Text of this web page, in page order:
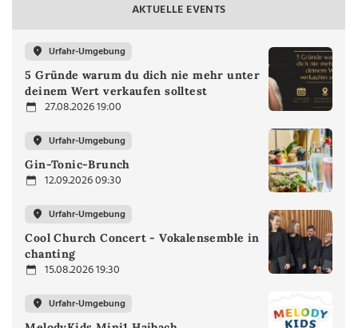
AKTUELLE EVENTS
Urfahr-Umgebung
5 Gründe warum du dich nie mehr unter
deinem Wert verkaufen solltest
27.08.2026 19:00
Urfahr-Umgebung
Gin-Tonic-Brunch
12.09.2026 09:30
Urfahr-Umgebung
Cool Church Concert - Vokalensemble in
chanting
15.08.2026 19:30
Urfahr-Umgebung